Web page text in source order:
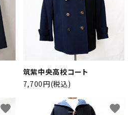
筑紫中央高校コート
7,700円(税込)
favorite favorite
検索する